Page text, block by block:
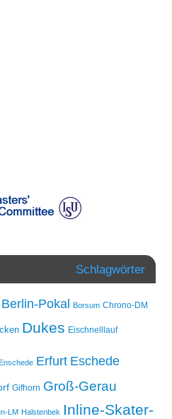
Schlagwörter
Berlin-Pokal Borsum Chrono-DM
Dukes Eischnelllauf
Enschede Erfurt Eschede
Gifhorn Groß-Gerau
LM Halstenbek Inline-Skater-